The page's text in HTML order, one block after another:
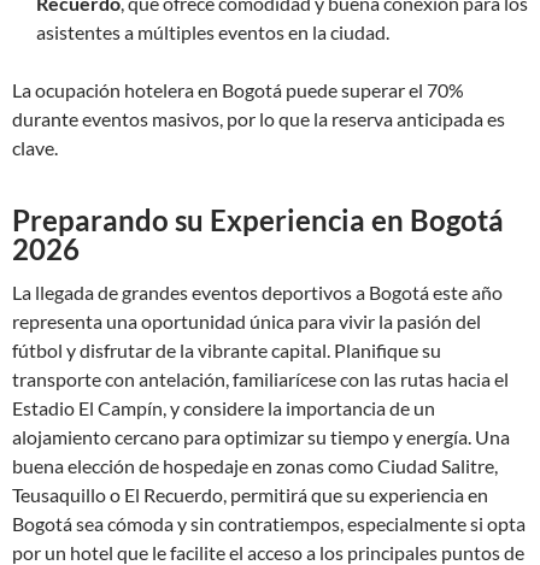
asistentes a múltiples eventos en la ciudad.
La ocupación hotelera en Bogotá puede superar el 70%
durante eventos masivos, por lo que la reserva anticipada es
clave.
Preparando su Experiencia en Bogotá
2026
La llegada de grandes eventos deportivos a Bogotá este año
representa una oportunidad única para vivir la pasión del
fútbol y disfrutar de la vibrante capital. Planifique su
transporte con antelación, familiarícese con las rutas hacia el
Estadio El Campín, y considere la importancia de un
alojamiento cercano para optimizar su tiempo y energía. Una
buena elección de hospedaje en zonas como Ciudad Salitre,
Teusaquillo o El Recuerdo, permitirá que su experiencia en
Bogotá sea cómoda y sin contratiempos, especialmente si opta
por un hotel que le facilite el acceso a los principales puntos de